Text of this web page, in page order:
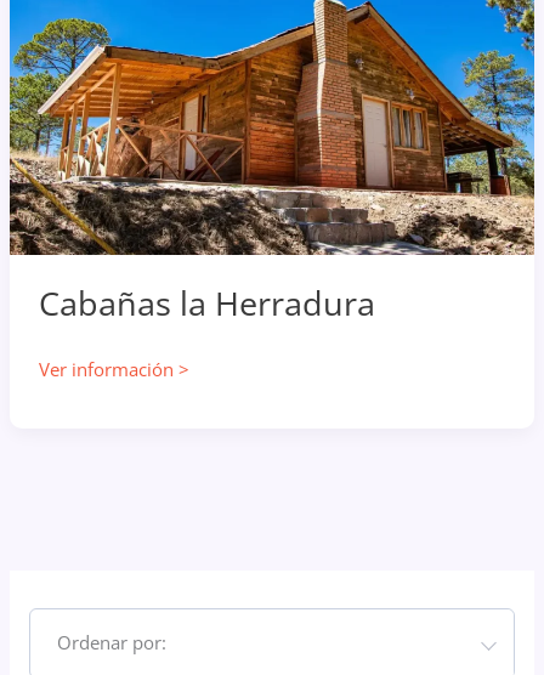
Ordenar por:
Cabañas la Herradura
Cabañas
Ver información >